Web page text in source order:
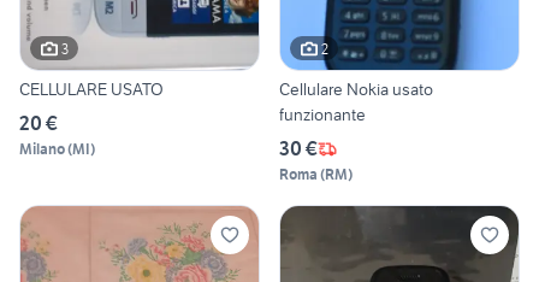
3
CELLULARE USATO
20 €
Milano(MI)
2
Cellulare Nokia usato
funzionante
30 €
Roma (RM)